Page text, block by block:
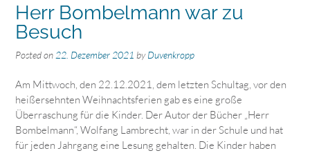
Herr Bombelmann war zu
Besuch
Posted on 22. Dezember 2021 byDuvenkropp
Am Mittwoch, den 22.12.2021, dem letzten Schultag, vor den
heißersehnten Weihnachtsferien gab es eine große
Überraschung für die Kinder. Der Autor der Bücher „Herr
Bombelmann“, Wolfang Lambrecht, war in der Schule und hat
für jeden Jahrgang eine Lesung gehalten. Die Kinder haben